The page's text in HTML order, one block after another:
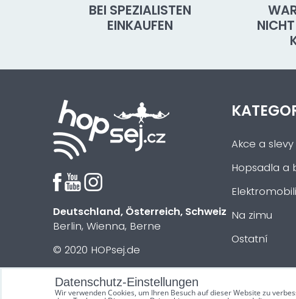
BEI SPEZIALISTEN
EINKAUFEN
Deutschland, Österreich, Schweiz
Berlin, Wienna, Berne
© 2020 HOPsej.de
Akce a slevy
Hopsadla a
Na zimu
Ostatní
Datenschutz-Einstellungen
Wir verwenden Cookies, um Ihren Besuch auf dieser Website zu